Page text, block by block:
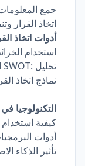
جمع
اتخاذ القرار
أدوات اتخاذ
استخدام
تحليل :SWOT القوة، الضعف، الفرص، التهديدات.
نماذج اتخاذ
التكنولوجيا
كيفية استخدام
أدوات
تأثير الذكاء